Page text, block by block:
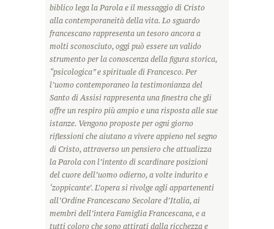
biblico lega la Parola e il messaggio di Cristo
alla contemporaneità della vita. Lo sguardo
francescano rappresenta un tesoro ancora a
molti sconosciuto, oggi può essere un valido
strumento per la conoscenza della figura storica,
“psicologica” e spirituale di Francesco. Per
l’uomo contemporaneo la testimonianza del
Santo di Assisi rappresenta una finestra che gli
offre un respiro più ampio e una risposta alle sue
istanze. Vengono proposte per ogni giorno
riflessioni che aiutano a vivere appieno nel segno
di Cristo, attraverso un pensiero che attualizza
la Parola con l’intento di scardinare posizioni
del cuore dell’uomo odierno, a volte indurito e
‘zoppicante’. L’opera si rivolge agli appartenenti
all’Ordine Francescano Secolare d’Italia, ai
membri dell’intera Famiglia Francescana, e a
tutti coloro che sono attirati dalla ricchezza e